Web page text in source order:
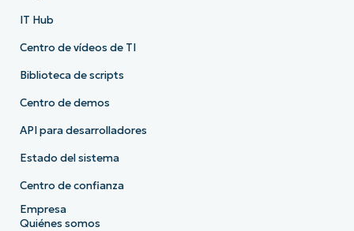
IT Hub
Centro de vídeos de TI
Biblioteca de scripts
Centro de demos
API para desarrolladores
Estado del sistema
Centro de confianza
Empresa
Quiénes somos